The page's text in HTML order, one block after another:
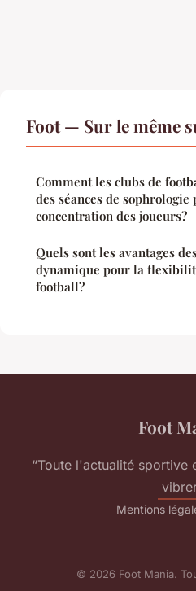
Foot — Sur le même
Comment les clubs de
des séances de
concentration des joueurs?
Quels sont les avantages
dynamique pour la
football?
Foot
“Toute l'actualité sportive
Mentions
© 2026 Foot Mania.